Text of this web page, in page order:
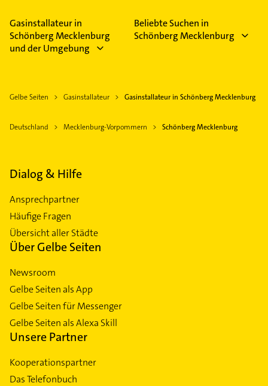
Ölheizungen.
Gasinstallateur in
Schönberg Mecklenburg
und der Umgebung
Beliebte Suchen in
Schönberg Mecklenburg
Gelbe Seiten Gasinstallateur Gasinstallateur in Schönberg Mecklenburg
Deutschland Mecklenburg-Vorpommern Schönberg Mecklenburg
Dialog & Hilfe
Ansprechpartner
Häufige Fragen
Übersicht aller Städte
Über Gelbe Seiten
Newsroom
Gelbe Seiten als App
Gelbe Seiten für Messenger
Gelbe Seiten als Alexa Skill
Unsere Partner
Kooperationspartner
Das Telefonbuch